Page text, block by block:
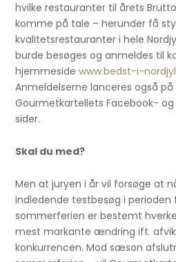
hvilke restauranter til årets
komme på tale – herunder få
kvalitetsrestauranter i hele
burde besøges og anmeldes til
hjemmesidewww.bedst-i-
Anmeldelserne lanceres også på
Gourmetkartellets Facebook-
sider.
Skal du med?
Men at juryen i år vil forsøge at
indledende testbesøg i
sommerferien er bestemt
mest markante ændring ift.
konkurrencen. Mod sæson